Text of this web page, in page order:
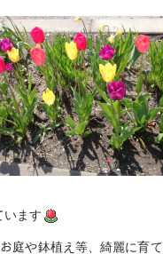
います
庭や鉢植え等、綺麗に育